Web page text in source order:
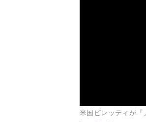
米国ピレッティが『